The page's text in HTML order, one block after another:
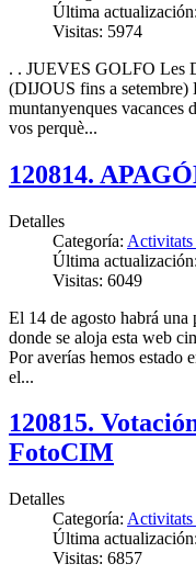
Última
Visitas: 5974
. . JUEVES GOLFO Les
(DIJOUS fins a setembre)
muntanyenques vacances
vos perquè...
120814.
Detalles
Categoría:
Última
Visitas: 6049
El 14 de agosto habrá
donde se aloja esta web
Por averías hemos estado
el...
120815.
FotoCIM
Detalles
Categoría:
Última
Visitas: 6857